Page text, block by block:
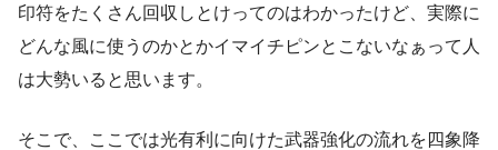
印符をたくさん回収しとけってのはわかったけど、実際に
どんな風に使うのかとかイマイチピンとこないなぁって人
は大勢いると思います。
そこで、ここでは光有利に向けた武器強化の流れを四象降